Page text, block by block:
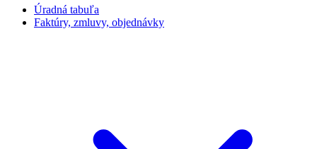
Úradná tabuľa
Faktúry, zmluvy, objednávky